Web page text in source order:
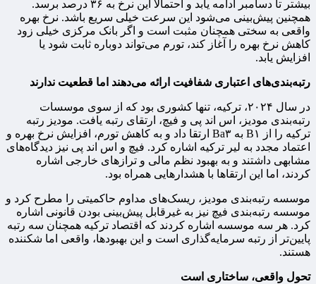
بیشتر تا دسامبر ادامه یابد و احتمالا این نرخ به ۳۶ درصد برسد.
همچنین پیش‌بینی می‌شود این سرعت خیلی سریع باشد. نرخ بهره
واقعی به سختی همچنان مثبت است و اگر بانک مرکزی خیلی زود
کاهش نرخ بهره را آغاز کند، تورم می‌تواند دوباره ثابت شود یا
افزایش یابد.
رتبه‌بندی‌های اعتباری شفافیت ارائه می‌دهند اما قطعیت ندارند
در سال ۲۰۲۴، ترکیه، تنها کشوری بود که از سوی موسسات
رتبه‌بندی مودیز، اس اند پی و فیچ، ارتقای رتبه یافت. مودیز رتبه
ترکیه را از B۱ به Ba۳ ارتقا داد و به کاهش تورم، افزایش نرخ بهره و
اعتماد مجدد به لیر ترکیه اشاره کرد. فیچ و اس اند پی نیز دیدگاه‌های
مشابهی داشتند و به بهبود نظم مالی و ترازهای خارجی اشاره
کردند، اما این ارتقاها با هشدارهایی همراه بود.
موسسه رتبه‌بندی مودیز، ریسک‌های مداوم حاکمیتی را مطرح کرد و
موسسه رتبه‌بندی فیچ نیز به غیرقابل پیش‌بینی بودن قانونی اشاره
کرد. هر سه موسسه اشاره کردند که اقتصاد ترکیه همچنان سه رتبه
پایین‌تر از رتبه سرمایه‌گذاری است و این بهبودها، واقعی اما شکننده
هستند.
تحول واقعی، ساختاری است